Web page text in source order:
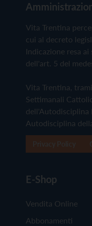
Vita Trentina
cui al decreto
Indicazione resa
dell'art. 5 del
Vita Trentina,
Settimanali
dell'Autodisciplina
Autodisciplina
E-Shop
Vendita Online
Abbonamenti